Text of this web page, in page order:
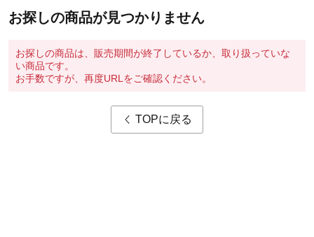
お探しの商品が見つかりません
お探しの商品は、販売期間が終了しているか、取り扱っていな
い商品です。
お手数ですが、再度URLをご確認ください。
TOPに戻る